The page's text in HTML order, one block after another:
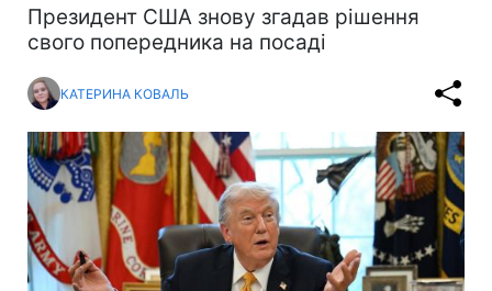
Президент США знову згадав рішення
свого попередника на посаді
КАТЕРИНА КОВАЛЬ